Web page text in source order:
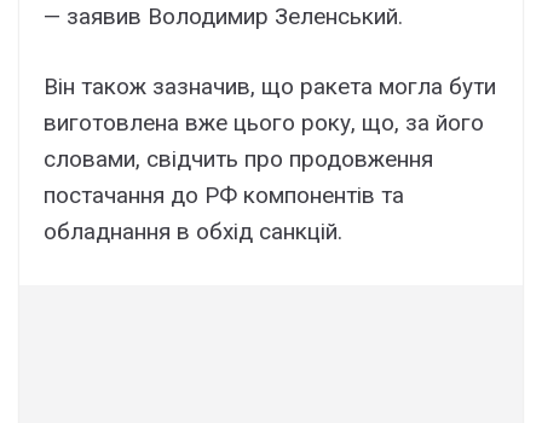
— заявив Володимир Зеленський.
Він також зазначив, що ракета могла бути
виготовлена вже цього року, що, за його
словами, свідчить про продовження
постачання до РФ компонентів та
обладнання в обхід санкцій.